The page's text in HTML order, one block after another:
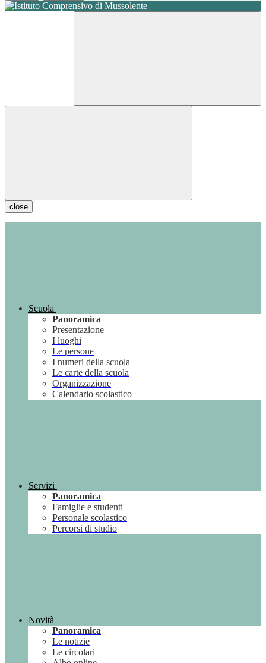
close
Scuola
Panoramica
Presentazione
I luoghi
Le persone
I numeri della scuola
Le carte della scuola
Organizzazione
Calendario scolastico
Servizi
Panoramica
Famiglie e studenti
Personale scolastico
Percorsi di studio
Novità
Panoramica
Le notizie
Le circolari